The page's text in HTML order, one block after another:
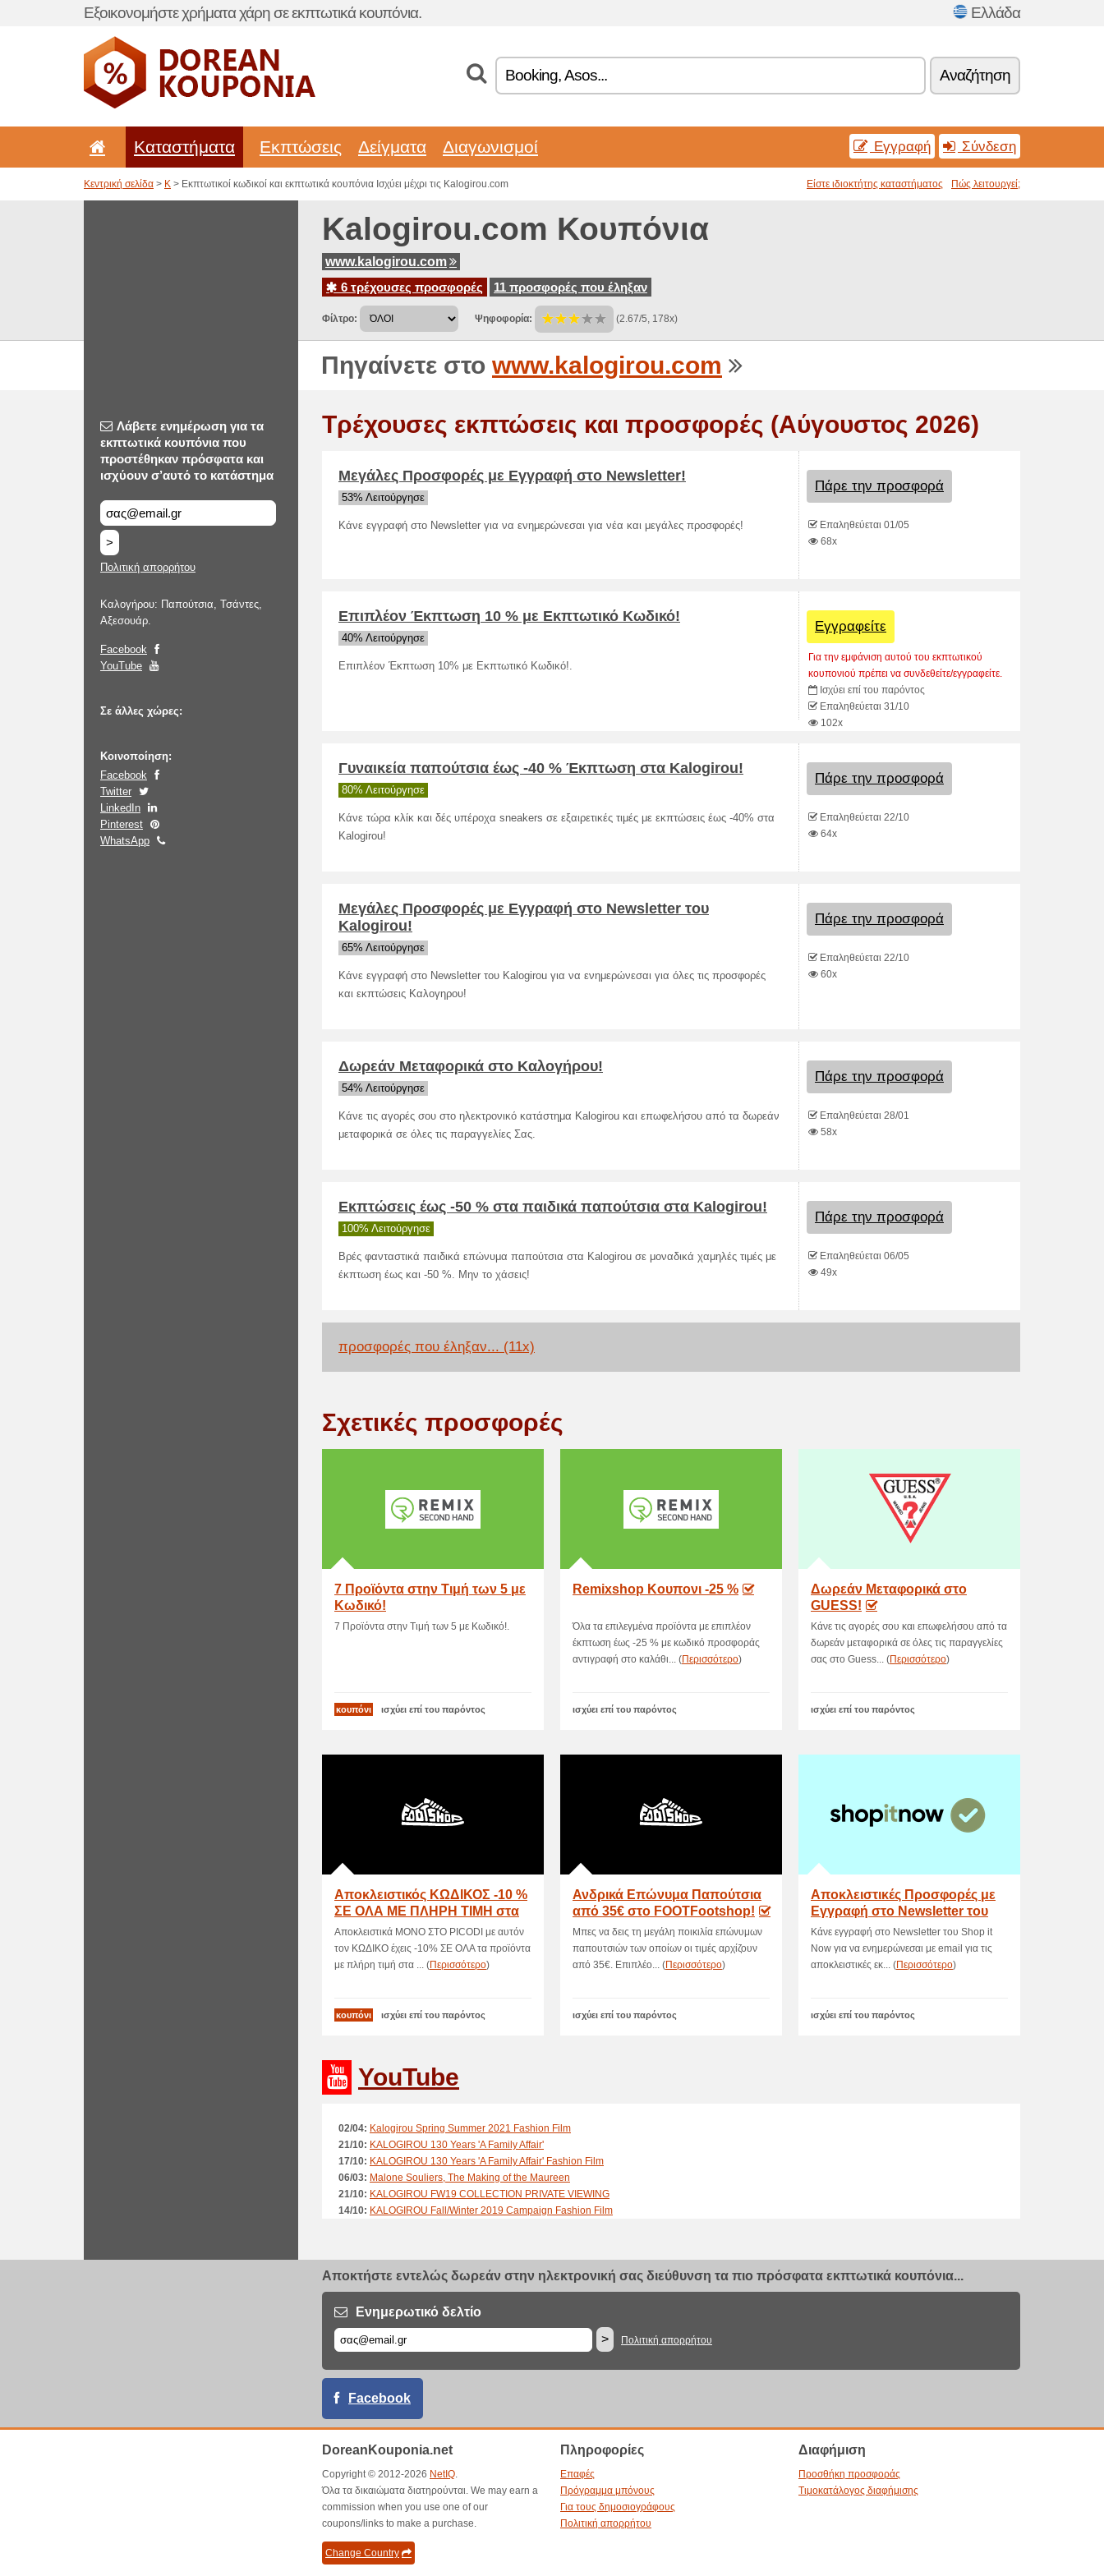
Εξοικονομήστε χρήματα χάρη σε εκπτωτικά κουπόνια. Ελλάδα
Αναζήτηση
Καταστήματα Εκπτώσεις Δείγματα Διαγωνισμοί Εγγραφή Σύνδεση
Κεντρική σελίδα > K > Εκπτωτικοί κωδικοί και εκπτωτικά κουπόνια Ισχύει μέχρι τις Kalogirou.com Είστε ιδιοκτήτης καταστήματος Πώς λειτουργεί;
Kalogirou.com Κουπόνια
www.kalogirou.com
6 τρέχουσες προσφορές
11 προσφορές που έληξαν
Φίλτρο: Ψηφοφορία: (2.67/5, 178x)
Πηγαίνετε στο www.kalogirou.com
Λάβετε ενημέρωση για τα
εκπτωτικά κουπόνια που
προστέθηκαν πρόσφατα και
ισχύουν σ’αυτό το κατάστημα
>
Πολιτική απορρήτου
Καλογήρου: Παπούτσια, Τσάντες,
Αξεσουάρ.
Facebook
YouTube
Σε άλλες χώρες:
Κοινοποίηση:
Facebook
Twitter
LinkedIn
Pinterest
WhatsApp
Τρέχουσες εκπτώσεις και προσφορές (Αύγουστος 2026)
Μεγάλες Προσφορές με Εγγραφή στο Newsletter!
53% Λειτούργησε
Κάνε εγγραφή στο Newsletter για να ενημερώνεσαι για νέα και μεγάλες προσφορές!
Πάρε την προσφορά
Επαληθεύεται 01/05
68x
Επιπλέον Έκπτωση 10 % με Εκπτωτικό Κωδικό!
40% Λειτούργησε
Επιπλέον Έκπτωση 10% με Εκπτωτικό Κωδικό!.
Εγγραφείτε
Για την εμφάνιση αυτού του εκπτωτικού
κουπονιού πρέπει να συνδεθείτε/εγγραφείτε.
Ισχύει επί του παρόντος
Επαληθεύεται 31/10
102x
Γυναικεία παπούτσια έως -40 % Έκπτωση στα Kalogirou!
80% Λειτούργησε
Κάνε τώρα κλίκ και δές υπέροχα sneakers σε εξαιρετικές τιμές με εκπτώσεις έως -40% στα
Kalogirou!
Πάρε την προσφορά
Επαληθεύεται 22/10
64x
Μεγάλες Προσφορές με Εγγραφή στο Νewsletter του
Kalogirou!
65% Λειτούργησε
Κάνε εγγραφή στο Νewsletter του Kalogirou για να ενημερώνεσαι για όλες τις προσφορές
και εκπτώσεις Καλογηρου!
Πάρε την προσφορά
Επαληθεύεται 22/10
60x
Δωρεάν Μεταφορικά στο Καλογήρου!
54% Λειτούργησε
Κάνε τις αγορές σου στο ηλεκτρονικό κατάστημα Kalogirou και επωφελήσου από τα δωρεάν
μεταφορικά σε όλες τις παραγγελίες Σας.
Πάρε την προσφορά
Επαληθεύεται 28/01
58x
Εκπτώσεις έως -50 % στα παιδικά παπούτσια στα Kalogirou!
100% Λειτούργησε
Βρές φανταστικά παιδικά επώνυμα παπούτσια στα Kalogirou σε μοναδικά χαμηλές τιμές με
έκπτωση έως και -50 %. Μην το χάσεις!
Πάρε την προσφορά
Επαληθεύεται 06/05
49x
προσφορές που έληξαν... (11x)
Σχετικές προσφορές
7 Προϊόντα στην Τιμή των 5 με
Κωδικό!
7 Προϊόντα στην Τιμή των 5 με Κωδικό!.
κουπόνι ισχύει επί του παρόντος
Remixshop Κουπονι -25 %
Όλα τα επιλεγμένα προϊόντα με επιπλέον
έκπτωση έως -25 % με κωδικό προσφοράς
αντιγραφή στο καλάθι... (Περισσότερο)
ισχύει επί του παρόντος
Δωρεάν Μεταφορικά στο
GUESS!
Κάνε τις αγορές σου και επωφελήσου από τα
δωρεάν μεταφορικά σε όλες τις παραγγελίες
σας στο Guess... (Περισσότερο)
ισχύει επί του παρόντος
Αποκλειστικός ΚΩΔΙΚΟΣ -10 %
ΣΕ ΟΛΑ ΜΕ ΠΛΗΡΗ ΤΙΜΗ στα
Footshop
Αποκλειστικά ΜΟΝΟ ΣΤΟ PICODI με αυτόν
τον ΚΩΔΙΚΟ έχεις -10% ΣΕ ΟΛΑ τα προϊόντα
με πλήρη τιμή στα ... (Περισσότερο)
κουπόνι ισχύει επί του παρόντος
Ανδρικά Επώνυμα Παπούτσια
από 35€ στο FOOTFootshop!
Μπες να δεις τη μεγάλη ποικιλία επώνυμων
παπουτσιών των οποίων οι τιμές αρχίζουν
από 35€. Επιπλέο... (Περισσότερο)
ισχύει επί του παρόντος
Αποκλειστικές Προσφορές με
Εγγραφή στο Newsletter του
ShopIt
Κάνε εγγραφή στο Newsletter του Shop it
Now για να ενημερώνεσαι με email για τις
αποκλειστικές εκ... (Περισσότερο)
ισχύει επί του παρόντος
YouTube
02/04: Kalogirou Spring Summer 2021 Fashion Film
21/10: KALOGIROU 130 Years 'A Family Affair'
17/10: KALOGIROU 130 Years 'A Family Affair' Fashion Film
06/03: Malone Souliers, The Making of the Maureen
21/10: KALOGIROU FW19 COLLECTION PRIVATE VIEWING
14/10: KALOGIROU Fall/Winter 2019 Campaign Fashion Film
27/06: Καλογήρου: Ancient Greek Sandals Monogramming Event
13/04: Kalogirou Timeless Luxury since 1890
30/01: 2nd Price Drop!
23/01: Kalogirou Sale is Here!
16/01: The Sale Guide
02/01: Tic Toc…Time for Unboxing!
11/12:
Grocery shopping done the right way
01/12: The Cultural Walk
27/07: Tory Burch Spring/Summer 2017
26/07: Tod's Spring/Summer 2017
21/07: Kalogirou - New Collections
12/07: Sara Sampaio and Andrew Cooper in Paris - Hogan Spring/Summer 2017 Campaign Film
24/04: Glamour Games 4: Michael Kors vs. Blake Lively
21/02: Kendall + Kylie SS17 Campaign Video
17/01: Glamour Games 3: Michael Kors vs. Kate Hudson
Αποκτήστε εντελώς δωρεάν στην ηλεκτρονική σας διεύθυνση τα πιο πρόσφατα εκπτωτικά κουπόνια...
Ενημερωτικό δελτίο
>
Πολιτική απορρήτου
Facebook
DoreanKouponia.net
Copyright © 2012-2026 NetIQ.
Όλα τα δικαιώματα διατηρούνται. We may earn a
commission when you use one of our
coupons/links to make a purchase.
Change Country
Πληροφορίες
Επαφές
Πρόγραμμα μπόνους
Για τους δημοσιογράφους
Πολιτική απορρήτου
Διαφήμιση
Προσθήκη προσφοράς
Τιμοκατάλογος διαφήμισης